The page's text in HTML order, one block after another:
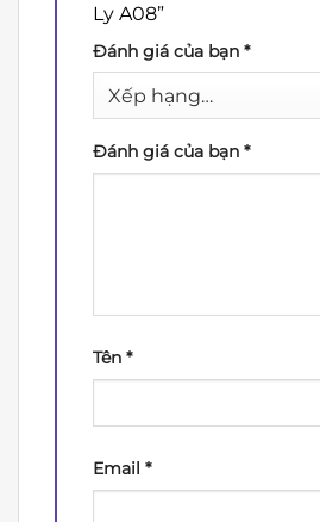
Ly A08”
Đánh giá của bạn *
Đánh giá của bạn *
Tên *
Email *